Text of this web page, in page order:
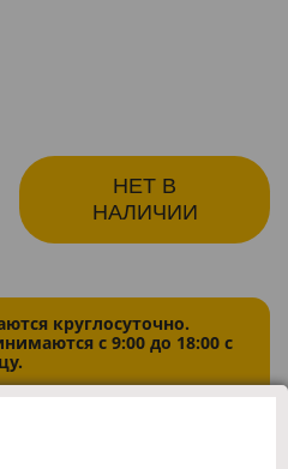
НЕТ В
НАЛИЧИИ
круглосуточно.
с 9:00 до 18:00 с